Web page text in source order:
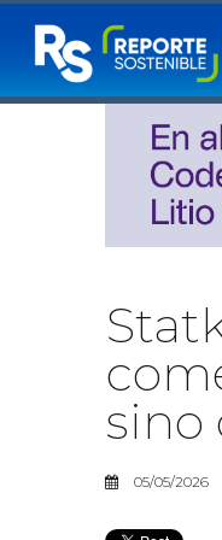
sino
05/05/2026